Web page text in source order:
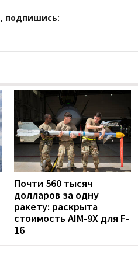
подпишись:
Почти 560 тысяч
долларов за одну
ракету: раскрыта
стоимость AIM-9X для F-
16